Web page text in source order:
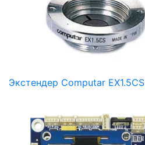
Экстендер Computar EX1.5CS